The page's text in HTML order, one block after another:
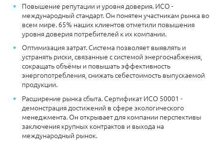
Повышение репутации и уровня доверия. ИСО -
международный стандарт. Он понятен участникам рынка во
всем мире. 65% наших клиентов отметили повышения
уровня доверия потребителей к их компании.
Оптимизация затрат. Система позволяет выявлять и
устранять риски, связанные с системой энергоснабжения,
сокращать объёмы и повышать эффективность
энергопотребления, снижать себестоимость выпускаемой
продукции.
Расширение рынка сбыта. Сертификат ИСО 50001 -
демонстрация достижений в сфере экологического
менеджмента. Он открывает для компании перспективы
заключения крупных контрактов и выхода на
международный рынок.